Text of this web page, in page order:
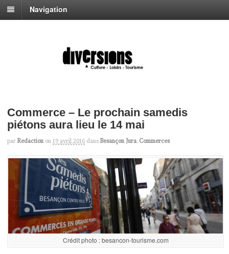
Navigation
Commerce – Le prochain samedis
piétons aura lieu le 14 mai
par Redaction on 19 avril 2016 dans Besançon Jura, Commerces
Crédit photo : besancon-tourisme.com